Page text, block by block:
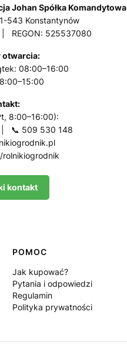
Johan Spółka Komandytowa
543 Konstantynów
REGON: 525537080
otwarcia:
08:00–16:00
8:00–16:00):
📞 509 530 148
rolnikiogrodnik
kontakt
POMOC
Jak kupować?
Pytania i odpowiedzi
Regulamin
Polityka prywatności